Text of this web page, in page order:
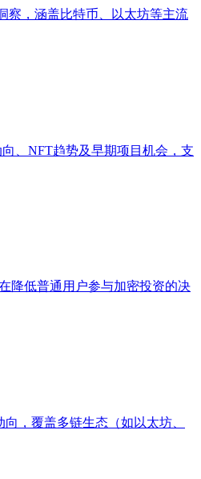
察，涵盖比特币、以太坊等主流
、NFT趋势及早期项目机会，支
降低普通用户参与加密投资的决
，覆盖多链生态（如以太坊、